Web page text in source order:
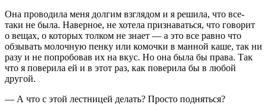
Она проводила меня долгим взглядом и я решила, что все-
таки не была. Наверное, не хотела признаваться, что говорит
о вещах, о которых толком не знает — а это все равно что
обзывать молочную пенку или комочки в манной каше, так ни
разу и не попробовав их на вкус. Но она была бы права. Так
что я поверила ей и в этот раз, как поверила бы в любой
другой.
— А что с этой лестницей делать? Просто подняться?